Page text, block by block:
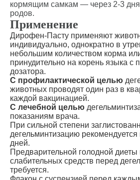
кормящим самкам — через 2-3
родов.
Применение
Дирофен-Пасту применяют
индивидуально, однократно в
небольшим количеством корма
принудительно на корень языка
дозатора.
С профилактической целью
животных проводят один раз в
каждой вакцинацией.
С лечебной целью
показаниям врача.
При сильной степени
дегельминтизацию рекомендуется
дней.
Предварительной голодной
слабительных средств перед
требуется.